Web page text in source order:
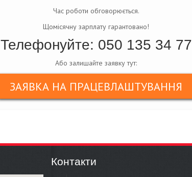
Час роботи обговорюється.
Щомісячну зарплату гарантовано!
Телефонуйте: 050 135 34 77
Або залишайте заявку тут:
ЗАЯВКА НА ПРАЦЕВЛАШТУВАННЯ
Контакти